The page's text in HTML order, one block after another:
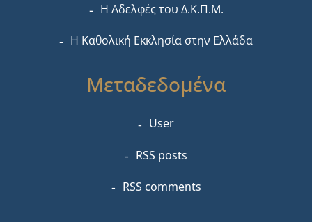
Η Αδελφές του Δ.Κ.Π.Μ.
Η Καθολική Εκκλησία στην Ελλάδα
Μεταδεδομένα
User
RSS posts
RSS comments